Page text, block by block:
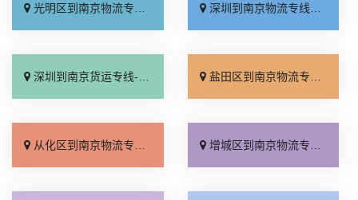
光明区到南京物流专线_专线快运「运费多少」 深圳到南京物流专线_一站式托运「不随意加价」
深圳到南京货运专线-深圳到南京物流公司_高速快运「专业可靠」 盐田区到南京物流专线_费用多少「价位合理」
从化区到南京物流专线_全程直达「收费标准」 增城区到南京物流专线_整车配货「直达特快专线」